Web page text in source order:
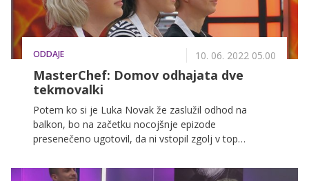
ODDAJE 10. 06. 2022 05.00
MasterChef: Domov odhajata dve
tekmovalki
Potem ko si je Luka Novak že zaslužil odhod na
balkon, bo na začetku nocojšnje epizode
presenečeno ugotovil, da ni vstopil zgolj v top
MasterChef zapuščata dve tekmovalki in tako bomo